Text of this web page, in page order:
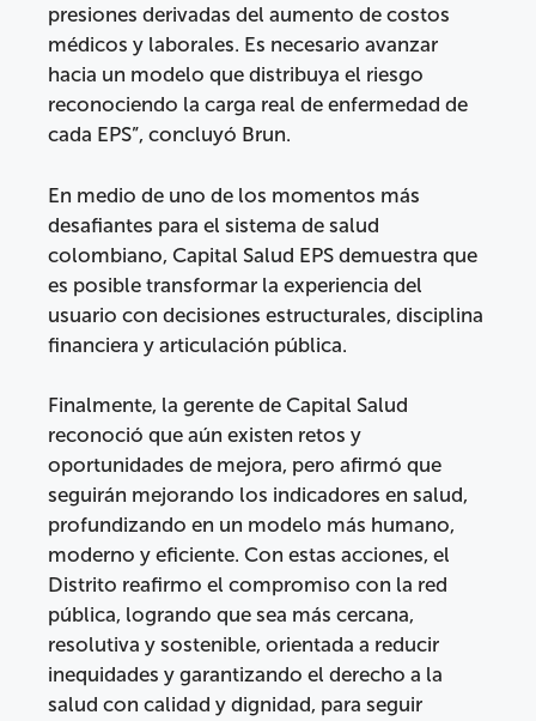
presiones derivadas del aumento de costos
médicos y laborales. Es necesario avanzar
hacia un modelo que distribuya el riesgo
reconociendo la carga real de enfermedad de
cada EPS”, concluyó Brun.
En medio de uno de los momentos más
desafiantes para el sistema de salud
colombiano, Capital Salud EPS demuestra que
es posible transformar la experiencia del
usuario con decisiones estructurales, disciplina
financiera y articulación pública.
Finalmente, la gerente de Capital Salud
reconoció que aún existen retos y
oportunidades de mejora, pero afirmó que
seguirán mejorando los indicadores en salud,
profundizando en un modelo más humano,
moderno y eficiente. Con estas acciones, el
Distrito reafirmo el compromiso con la red
pública, logrando que sea más cercana,
resolutiva y sostenible, orientada a reducir
inequidades y garantizando el derecho a la
salud con calidad y dignidad, para seguir